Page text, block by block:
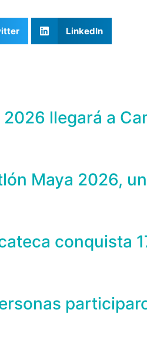
LinkedIn
llegará a
Maya 2026,
conquista